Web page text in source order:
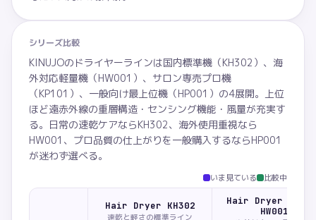
シリーズ比較
KINUJOのドライヤーラインは国内標準機（KH302）、海
外対応軽量機（HW001）、サロン専売プロ機
（KP101）、一般向け最上位機（HP001）の4展開。上位
ほど遠赤外線の重層構造・センシング機能・風量が充実す
る。日常の速乾ケアならKH302、海外使用重視なら
HW001、プロ品質の仕上がりを一般購入するならHP001
が迷わず選べる。
いま見ている 比較中
Hair Dryer KH302
速乾と軽さの標準ライン
Hair Dryer
HW001